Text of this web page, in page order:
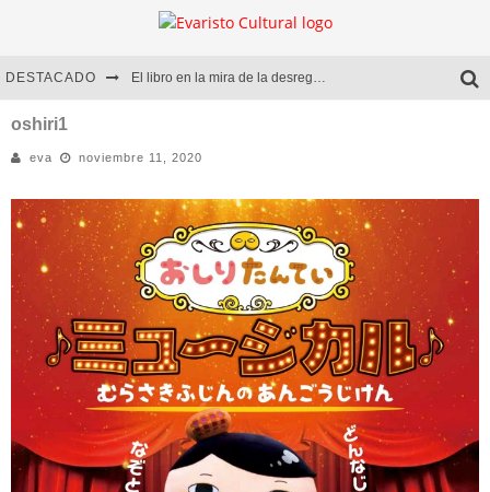
DESTACADO El libro en la mira de la desregulación
Diego Meret | Hotel Acapulco
Alejandra Correa | La nieve
oshiri1
eva noviembre 11, 2020